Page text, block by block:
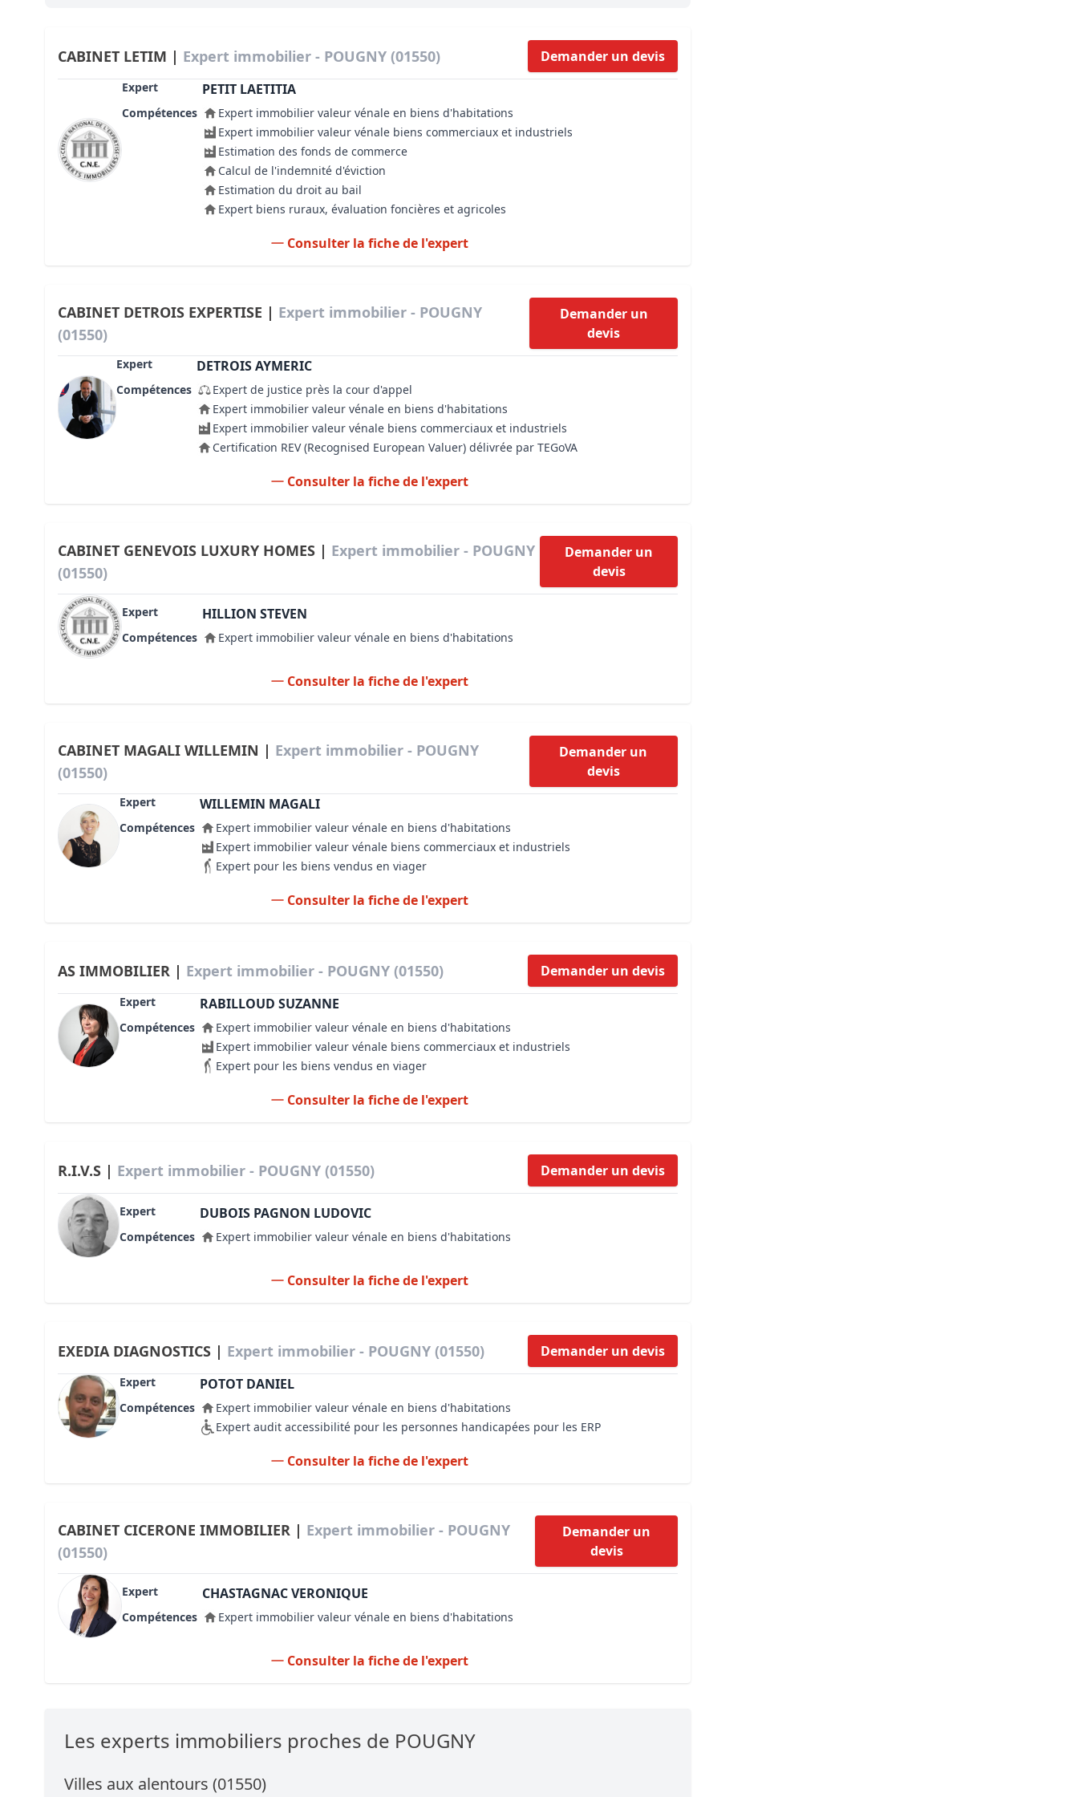
Règles d’urbanisme
Pathologies des bâtiments
Lecture et compréhension d’un Plan Local d’Urbanisme (PLU)
Droit de l'environnement et de l'immobilier
Estimer le droit au bail
Développer et organiser l'activité de Syndic
Biens d’exception, belles demeures, châteaux et traits de côte
Expertise pré-achat
CABINET LETIM | Expert immobilier - POUGNY (01550) Demander un devis
Expert PETIT LAETITIA
Compétences
Expert immobilier valeur vénale en biens d'habitations
Expert immobilier valeur vénale biens commerciaux et industriels
Estimation des fonds de commerce
Calcul de l'indemnité d'éviction
Estimation du droit au bail
Expert biens ruraux, évaluation foncières et agricoles
Consulter la fiche de l'expert
CABINET DETROIS EXPERTISE | Expert immobilier - POUGNY
(01550)
Demander un
devis
Expert DETROIS AYMERIC
Compétences
Expert de justice près la cour d'appel
Expert immobilier valeur vénale en biens d'habitations
Expert immobilier valeur vénale biens commerciaux et industriels
Certification REV (Recognised European Valuer) délivrée par TEGoVA
Consulter la fiche de l'expert
CABINET GENEVOIS LUXURY HOMES | Expert immobilier - POUGNY
(01550)
Demander un
devis
Expert HILLION STEVEN
Compétences Expert immobilier valeur vénale en biens d'habitations
Consulter la fiche de l'expert
CABINET MAGALI WILLEMIN | Expert immobilier - POUGNY
(01550)
Demander un
devis
Expert WILLEMIN MAGALI
Compétences
Expert immobilier valeur vénale en biens d'habitations
Expert immobilier valeur vénale biens commerciaux et industriels
Expert pour les biens vendus en viager
Consulter la fiche de l'expert
AS IMMOBILIER | Expert immobilier - POUGNY (01550) Demander un devis
Expert RABILLOUD SUZANNE
Compétences
Expert immobilier valeur vénale en biens d'habitations
Expert immobilier valeur vénale biens commerciaux et industriels
Expert pour les biens vendus en viager
Consulter la fiche de l'expert
R.I.V.S | Expert immobilier - POUGNY (01550) Demander un devis
Expert DUBOIS PAGNON LUDOVIC
Compétences Expert immobilier valeur vénale en biens d'habitations
Consulter la fiche de l'expert
EXEDIA DIAGNOSTICS | Expert immobilier - POUGNY (01550) Demander un devis
Expert POTOT DANIEL
Compétences
Expert immobilier valeur vénale en biens d'habitations
Expert audit accessibilité pour les personnes handicapées pour les ERP
Consulter la fiche de l'expert
CABINET CICERONE IMMOBILIER | Expert immobilier - POUGNY
(01550)
Demander un
devis
Expert CHASTAGNAC VERONIQUE
Compétences Expert immobilier valeur vénale en biens d'habitations
Consulter la fiche de l'expert
Les experts immobiliers proches de POUGNY
Villes aux alentours (01550)